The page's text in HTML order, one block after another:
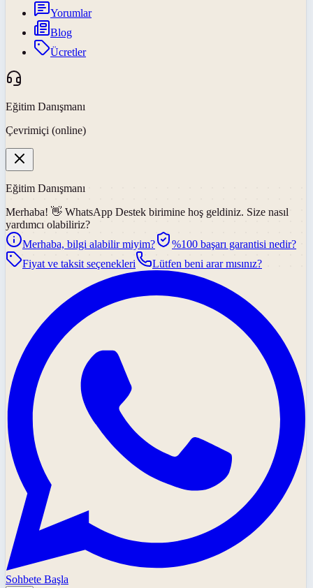
Yorumlar
Blog
Ücretler
Eğitim Danışmanı
Çevrimiçi (online)
Eğitim Danışmanı
Merhaba! 👋 WhatsApp Destek birimine hoş geldiniz. Size nasıl
yardımcı olabiliriz?
Merhaba, bilgi alabilir miyim?
%100 başarı garantisi nedir?
Fiyat ve taksit seçenekleri
Lütfen beni arar mısınız?
Sohbete Başla